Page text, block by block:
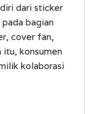
dari sticker
bagian
cover fan,
itu, konsumen
kolaborasi